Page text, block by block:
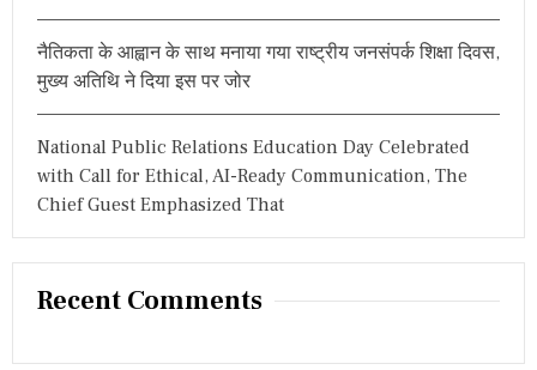
नैतिकता के आह्वान के साथ मनाया गया राष्ट्रीय जनसंपर्क शिक्षा दिवस,
मुख्य अतिथि ने दिया इस पर जोर
National Public Relations Education Day Celebrated
with Call for Ethical, AI-Ready Communication, The
Chief Guest Emphasized That
Recent Comments